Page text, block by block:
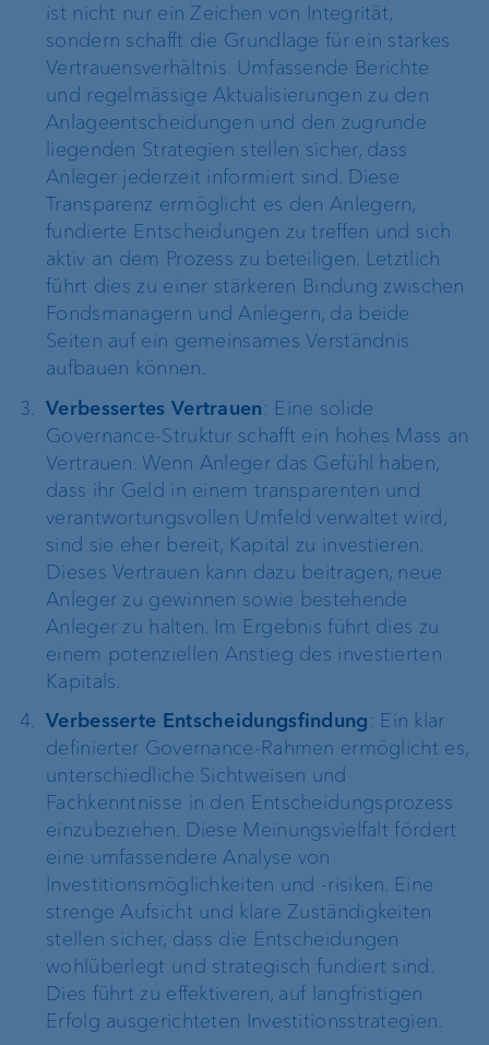
ist nicht nur ein Zeichen von Integrität,
sondern schafft die Grundlage für ein starkes
Vertrauensverhältnis. Umfassende Berichte
und regelmässige Aktualisierungen zu den
Anlageentscheidungen und den zugrunde
liegenden Strategien stellen sicher, dass
Anleger jederzeit informiert sind. Diese
Transparenz ermöglicht es den Anlegern,
fundierte Entscheidungen zu treffen und sich
aktiv an dem Prozess zu beteiligen. Letztlich
führt dies zu einer stärkeren Bindung zwischen
Fondsmanagern und Anlegern, da beide
Seiten auf ein gemeinsames Verständnis
aufbauen können.
Verbessertes Vertrauen: Eine solide
Governance-Struktur schafft ein hohes Mass an
Vertrauen. Wenn Anleger das Gefühl haben,
dass ihr Geld in einem transparenten und
verantwortungsvollen Umfeld verwaltet wird,
sind sie eher bereit, Kapital zu investieren.
Dieses Vertrauen kann dazu beitragen, neue
Anleger zu gewinnen sowie bestehende
Anleger zu halten. Im Ergebnis führt dies zu
einem potenziellen Anstieg des investierten
Kapitals.
Verbesserte Entscheidungsfindung: Ein klar
definierter Governance-Rahmen ermöglicht es,
unterschiedliche Sichtweisen und
Fachkenntnisse in den Entscheidungsprozess
einzubeziehen. Diese Meinungsvielfalt fördert
eine umfassendere Analyse von
Investitionsmöglichkeiten und -risiken. Eine
strenge Aufsicht und klare Zuständigkeiten
stellen sicher, dass die Entscheidungen
wohlüberlegt und strategisch fundiert sind.
Dies führt zu effektiveren, auf langfristigen
Erfolg ausgerichteten Investitionsstrategien.